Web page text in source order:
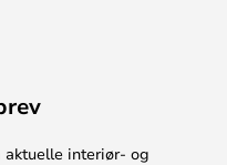
aktuelle interiør- og